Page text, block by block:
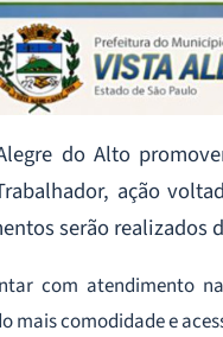
do Alto
ação
serão realizados
com atendimento
mais comodidade e